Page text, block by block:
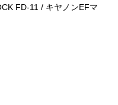
FD-11 / キヤノンEFマ